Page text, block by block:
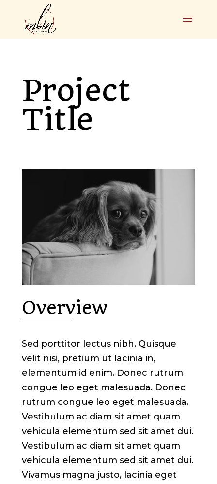
Project
Title
Overview
Sed porttitor lectus nibh. Quisque
velit nisi, pretium ut lacinia in,
elementum id enim. Donec rutrum
congue leo eget malesuada. Donec
rutrum congue leo eget malesuada.
Vestibulum ac diam sit amet quam
vehicula elementum sed sit amet dui.
Vestibulum ac diam sit amet quam
vehicula elementum sed sit amet dui.
Vivamus magna justo, lacinia eget